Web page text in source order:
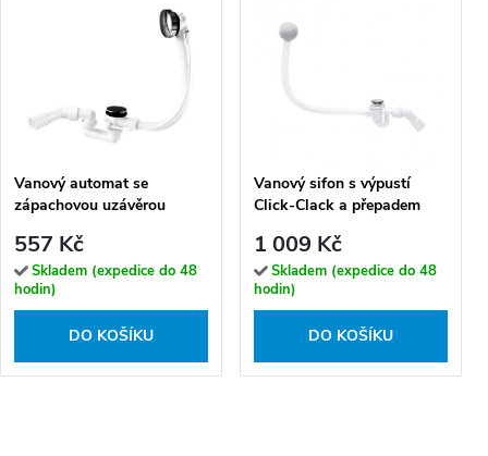
Vanový automat se
zápachovou uzávěrou
přepad 70 cm)
557 Kč
Skladem (expedice do 48
hodin)
DO KOŠÍKU
Vanový sifon s výpustí
Click-Clack a přepadem
1 009 Kč
Skladem (expedice do 48
hodin)
DO KOŠÍKU